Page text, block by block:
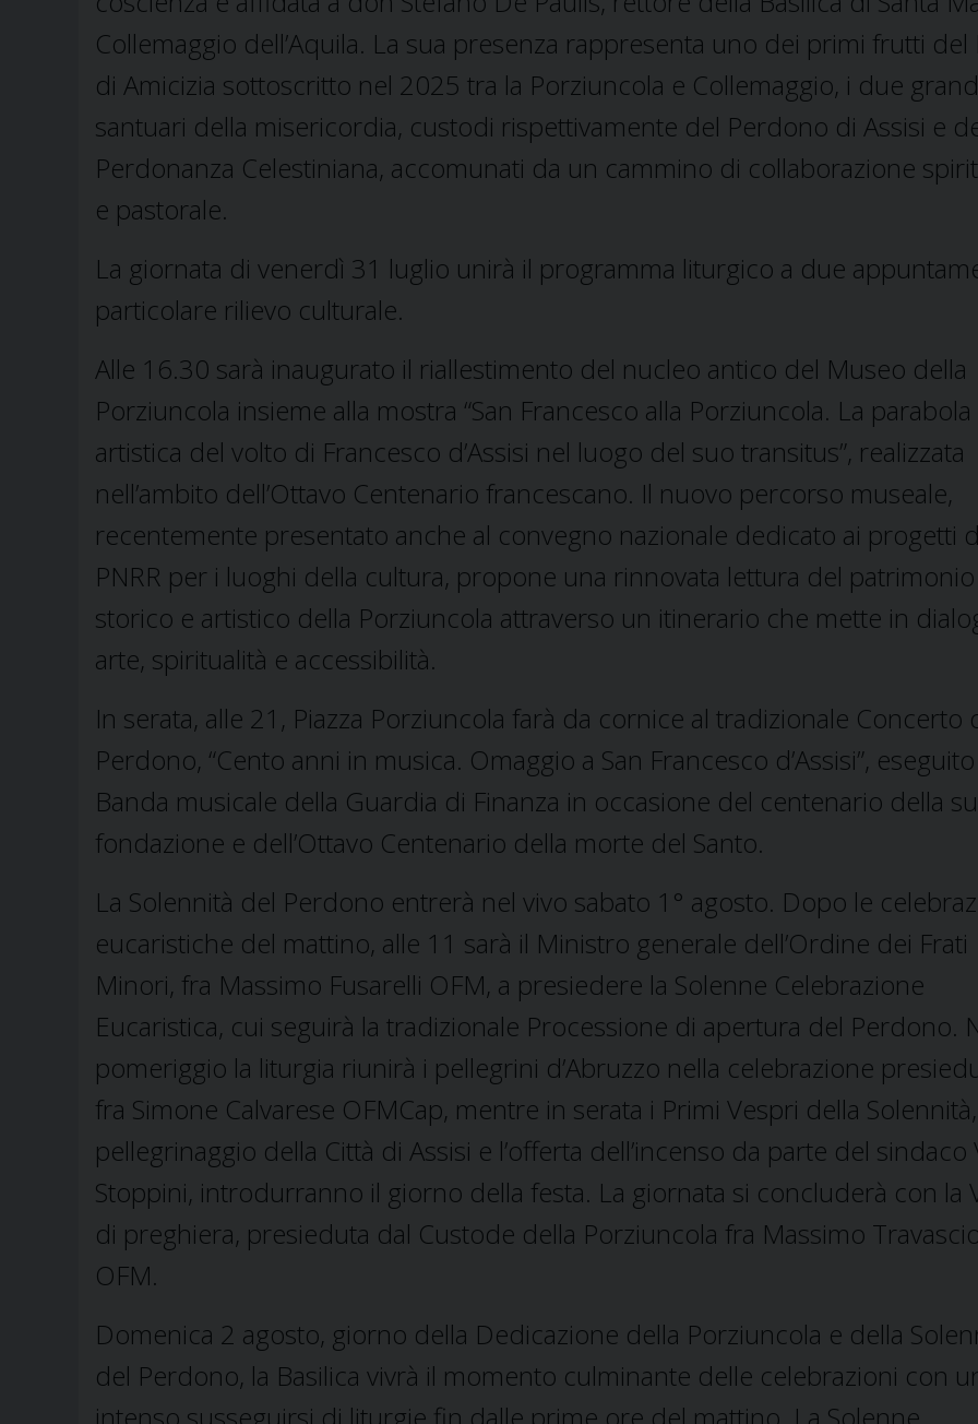
Collemaggio dell’Aquila. La sua presenza rappresenta uno dei primi frutti del
di Amicizia sottoscritto nel 2025 tra la Porziuncola e Collemaggio, i due
santuari della misericordia, custodi rispettivamente del Perdono di Assisi e
Perdonanza Celestiniana, accomunati da un cammino di collaborazione
e pastorale.
La giornata di venerdì 31 luglio unirà il programma liturgico a due
particolare rilievo culturale.
Alle 16.30 sarà inaugurato il riallestimento del nucleo antico del Museo della
Porziuncola insieme alla mostra “San Francesco alla Porziuncola. La parabola
artistica del volto di Francesco d’Assisi nel luogo del suo transitus”, realizzata
nell’ambito dell’Ottavo Centenario francescano. Il nuovo percorso museale,
recentemente presentato anche al convegno nazionale dedicato ai progetti
PNRR per i luoghi della cultura, propone una rinnovata lettura del patrimonio
storico e artistico della Porziuncola attraverso un itinerario che mette in
arte, spiritualità e accessibilità.
In serata, alle 21, Piazza Porziuncola farà da cornice al tradizionale Concerto
Perdono, “Cento anni in musica. Omaggio a San Francesco d’Assisi”,
Banda musicale della Guardia di Finanza in occasione del centenario della
fondazione e dell’Ottavo Centenario della morte del Santo.
La Solennità del Perdono entrerà nel vivo sabato 1° agosto. Dopo le
eucaristiche del mattino, alle 11 sarà il Ministro generale dell’Ordine dei Frati
Minori, fra Massimo Fusarelli OFM, a presiedere la Solenne Celebrazione
Eucaristica, cui seguirà la tradizionale Processione di apertura del Perdono.
pomeriggio la liturgia riunirà i pellegrini d’Abruzzo nella celebrazione
fra Simone Calvarese OFMCap, mentre in serata i Primi Vespri della
pellegrinaggio della Città di Assisi e l’offerta dell’incenso da parte del sindaco
Stoppini, introdurranno il giorno della festa. La giornata si concluderà con la
di preghiera, presieduta dal Custode della Porziuncola fra Massimo
OFM.
Domenica 2 agosto, giorno della Dedicazione della Porziuncola e della
del Perdono, la Basilica vivrà il momento culminante delle celebrazioni con